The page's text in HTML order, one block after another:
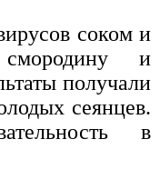
соком и
и
получали
сеянцев.
в